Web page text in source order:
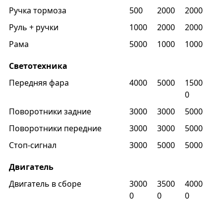
Ручка тормоза
500 2000
2000
Руль + ручки
1000 2000
2000
Рама
5000 1000
1000
Светотехника
Передняя фара
4000 5000
1500
0
Поворотники задние
3000 3000
5000
Поворотники передние
3000 3000
5000
Стоп-сигнал
3000 5000
5000
Двигатель
Двигатель в сборе
3000
0
3500
0
4000
0